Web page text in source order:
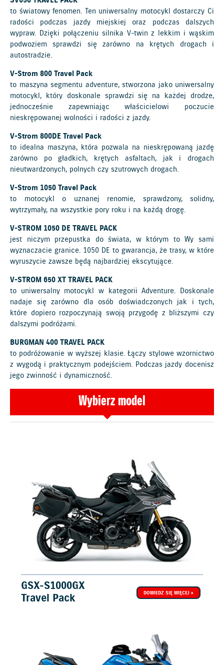
to światowy fenomen. Ten uniwersalny motocykl dostarczy Ci
radości podczas jazdy miejskiej oraz podczas dalszych
wypraw. Dzięki połączeniu silnika V-twin z lekkim i wąskim
podwoziem sprawdzi się zarówno na krętych drogach i
autostradzie.
V-Strom 800 Travel Pack
to maszyna segmentu adventure, stworzona jako uniwersalny
motocykl, który doskonale sprawdzi się na każdej drodze,
jednocześnie zapewniając właścicielowi poczucie
nieskrępowanej wolności i radości z jazdy.
V-Strom 800DE Travel Pack
to idealna maszyna, która pozwala na nieskrępowaną jazdę
zarówno po gładkich, krętych asfaltach, jak i drogach
nieutwardzonych, polnych czy szutrowych drogach.
V-Strom 1050 Travel Pack
to motocykl o uznanej renomie, sprawdzony, solidny,
wytrzymały, na wszystkie pory roku i na każdą drogę.
V-STROM 1050 DE TRAVEL PACK
jest niczym przepustka do świata, w którym to Wy sami
wyznaczacie granice. 1050 DE to gwarancja, że trasy, w które
wyruszycie zawsze będą najbardziej ekscytujące.
V-STROM 650 XT TRAVEL PACK
to uniwersalny motocykl w kategorii Adventure. Doskonale
nadaje się zarówno dla osób doświadczonych jak i tych,
które dopiero rozpoczynają swoją przygodę z bliższymi czy
dalszymi podróżami.
BURGMAN 400 TRAVEL PACK
to podróżowanie w wyższej klasie. Łączy stylowe wzornictwo
z wygodą i praktycznym podejściem. Podczas jazdy docenisz
jego zwinność i dynamiczność.
Wybierz model
GSX-S1000GX
Travel Pack
DOWIEDZ SIĘ WIĘCEJ